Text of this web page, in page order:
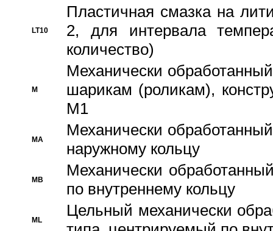
LT10
Пластичная смазка на
2, для интервала
количество)
M
Механически
шарикам (роликам),
M1
MA
Механически
наружному кольцу
MB
Механически
по внутреннему кольцу
ML
Цельный механически